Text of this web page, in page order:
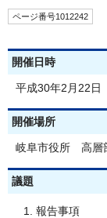
ページ番号1012242
開催日時
平成30年2月22日
開催場所
岐阜市役所 高
議題
報告事項